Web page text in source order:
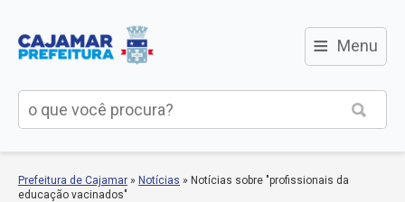
≡ Menu
Prefeitura de Cajamar » Notícias » Notícias sobre "profissionais da
educação vacinados"